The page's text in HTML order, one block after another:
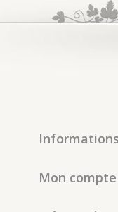
Informations
Mon compte